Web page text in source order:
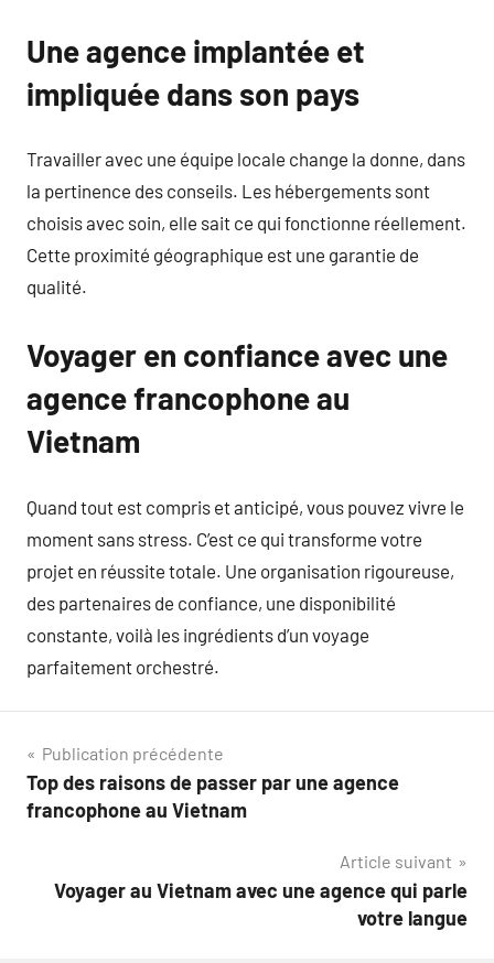
Une agence implantée et
impliquée dans son pays
Travailler avec une équipe locale change la donne, dans
la pertinence des conseils. Les hébergements sont
choisis avec soin, elle sait ce qui fonctionne réellement.
Cette proximité géographique est une garantie de
qualité.
Voyager en confiance avec une
agence francophone au
Vietnam
Quand tout est compris et anticipé, vous pouvez vivre le
moment sans stress. C’est ce qui transforme votre
projet en réussite totale. Une organisation rigoureuse,
des partenaires de confiance, une disponibilité
constante, voilà les ingrédients d’un voyage
parfaitement orchestré.
Navigation
de
Publication précédente
Top des raisons de passer par une agence
francophone au Vietnam
Article suivant
Voyager au Vietnam avec une agence qui parle
votre langue